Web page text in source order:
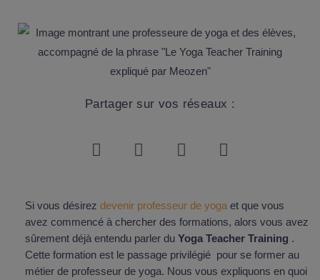
Partager sur vos réseaux :
Si vous désirez devenir professeur de yoga et que vous
avez commencé à chercher des formations, alors vous avez
sûrement déjà entendu parler du Yoga Teacher Training .
Cette formation est le passage privilégié pour se former au
métier de professeur de yoga. Nous vous expliquons en quoi